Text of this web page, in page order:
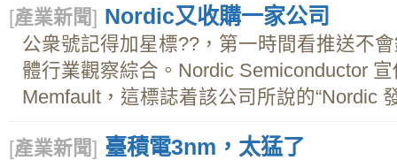
[產業新聞] Nordic又收購一家公司
公衆號記得加星標??，第一時間看推送不
體行業觀察綜合。Nordic Semiconductor
Memfault，這標誌着該公司所說的“Nordic
[產業新聞] 臺積電3nm，太猛了